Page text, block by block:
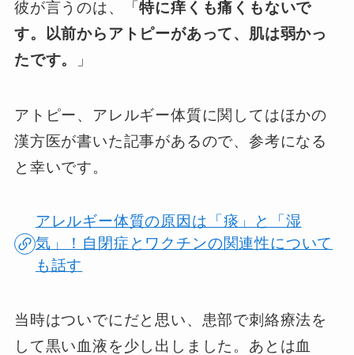
彼が言うのは、「特に痒くも痛くもないで
す。以前からアトピーがあって、肌は弱かっ
たです。
」
アトピー、アレルギー体質に関してはほかの
漢方医が書いた記事があるので、参考になる
と幸いです。
アレルギー体質の原因は「痰」と「湿
気」！自閉症とワクチンの関連性について
も話す
当時はついでにだと思い、患部で刺絡療法を
して黒い血液を少し出しました。あとは血